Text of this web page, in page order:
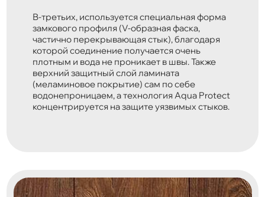
В-третьих, используется специальная форма
замкового профиля (V-образная фаска,
частично перекрывающая стык), благодаря
которой соединение получается очень
плотным и вода не проникает в швы. Также
верхний защитный слой ламината
(меламиновое покрытие) сам по себе
водонепроницаем, а технология Aqua Protect
концентрируется на защите уязвимых стыков.